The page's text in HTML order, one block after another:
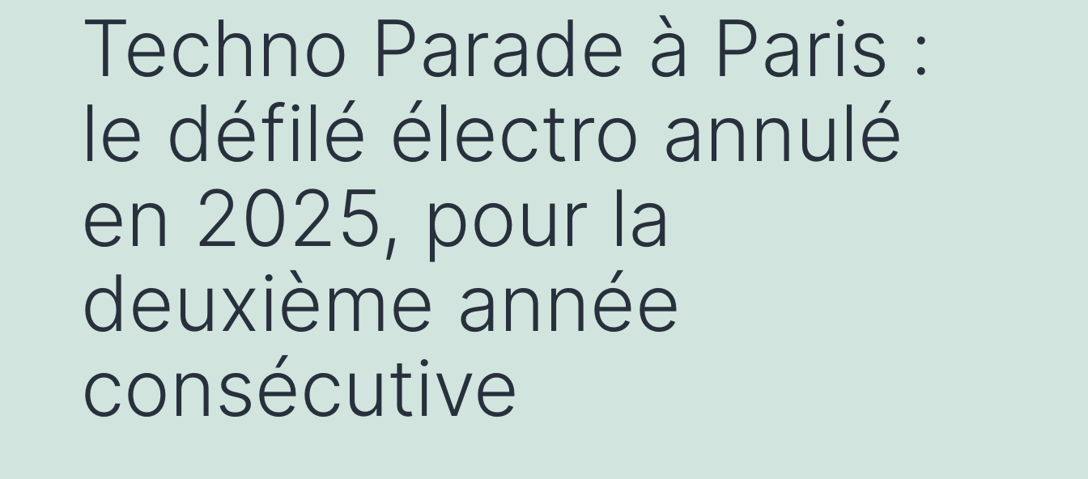
Techno Parade à Paris :
le défilé électro annulé
en 2025, pour la
deuxième année
consécutive